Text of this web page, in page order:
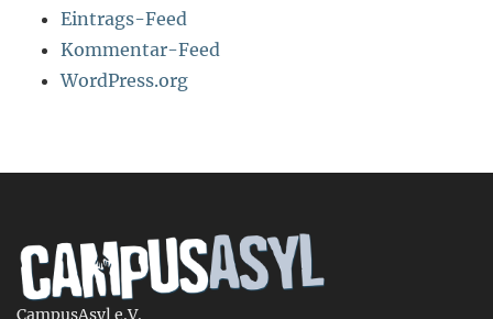
Eintrags-Feed
Kommentar-Feed
WordPress.org
CampusAsyl e.V.